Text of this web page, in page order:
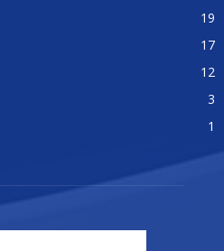
19
17
12
3
1